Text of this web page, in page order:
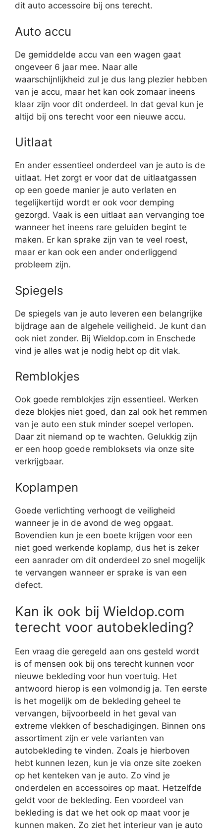
dit auto accessoire bij ons terecht.
Auto accu
De gemiddelde accu van een wagen gaat
ongeveer 6 jaar mee. Naar alle
waarschijnlijkheid zul je dus lang plezier hebben
van je accu, maar het kan ook zomaar ineens
klaar zijn voor dit onderdeel. In dat geval kun je
altijd bij ons terecht voor een nieuwe accu.
Uitlaat
En ander essentieel onderdeel van je auto is de
uitlaat. Het zorgt er voor dat de uitlaatgassen
op een goede manier je auto verlaten en
tegelijkertijd wordt er ook voor demping
gezorgd. Vaak is een uitlaat aan vervanging toe
wanneer het ineens rare geluiden begint te
maken. Er kan sprake zijn van te veel roest,
maar er kan ook een ander onderliggend
probleem zijn.
Spiegels
De spiegels van je auto leveren een belangrijke
bijdrage aan de algehele veiligheid. Je kunt dan
ook niet zonder. Bij Wieldop.com in Enschede
vind je alles wat je nodig hebt op dit vlak.
Remblokjes
Ook goede remblokjes zijn essentieel. Werken
deze blokjes niet goed, dan zal ook het remmen
van je auto een stuk minder soepel verlopen.
Daar zit niemand op te wachten. Gelukkig zijn
er een hoop goede rembloksets via onze site
verkrijgbaar.
Koplampen
Goede verlichting verhoogt de veiligheid
wanneer je in de avond de weg opgaat.
Bovendien kun je een boete krijgen voor een
niet goed werkende koplamp, dus het is zeker
een aanrader om dit onderdeel zo snel mogelijk
te vervangen wanneer er sprake is van een
defect.
Kan ik ook bij Wieldop.com
terecht voor autobekleding?
Een vraag die geregeld aan ons gesteld wordt
is of mensen ook bij ons terecht kunnen voor
nieuwe bekleding voor hun voertuig. Het
antwoord hierop is een volmondig ja. Ten eerste
is het mogelijk om de bekleding geheel te
vervangen, bijvoorbeeld in het geval van
extreme vlekken of beschadigingen. Binnen ons
assortiment zijn er vele varianten van
autobekleding te vinden. Zoals je hierboven
hebt kunnen lezen, kun je via onze site zoeken
op het kenteken van je auto. Zo vind je
onderdelen en accessoires op maat. Hetzelfde
geldt voor de bekleding. Een voordeel van
bekleding is dat we het ook op maat voor je
kunnen maken. Zo ziet het interieur van je auto